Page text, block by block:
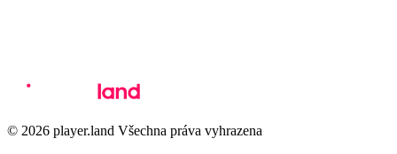
© 2026 player.land Všechna práva vyhrazena